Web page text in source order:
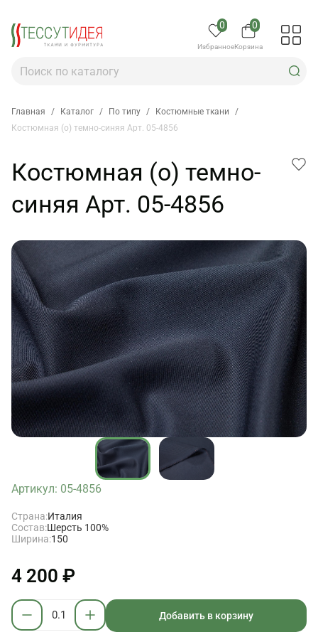
0
Избранное
0
Корзина
Главная / Каталог / По типу / Костюмные ткани
/
Костюмная (о) темно-синяя Арт. 05-4856
Костюмная (о) темно-
синяя Арт. 05-4856
Артикул: 05-4856
Страна:Италия
Состав:Шерсть 100%
Ширина:150
4 200 ₽
Добавить в корзину